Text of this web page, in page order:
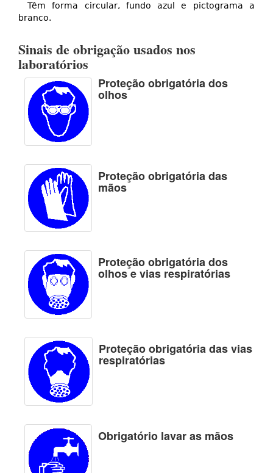
Têm forma circular, fundo azul e pictograma a
branco.
Sinais de obrigação usados nos
laboratórios
Proteção obrigatória dos
olhos
Proteção obrigatória das
mãos
Proteção obrigatória dos
olhos e vias respiratórias
Proteção obrigatória das vias
respiratórias
Obrigatório lavar as mãos